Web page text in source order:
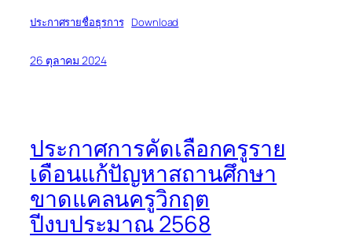
ประกาศรายชื่อธุรการ Download
26 ตุลาคม 2024
ประกาศการคัดเลือกครูราย
เดือนแก้ปัญหาสถานศึกษา
ขาดแคลนครูวิกฤต
ปีงบประมาณ 2568